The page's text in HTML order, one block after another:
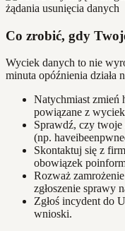
Co zrobić, gdy
Wyciek danych to nie
minuta opóźnienia działa
Natychmiast zmień
powiązane z
Sprawdź, czy
(np.
Skontaktuj się z
obowiązek
Rozważ
zgłoszenie sprawy
Zgłoś incydent do
wnioski.